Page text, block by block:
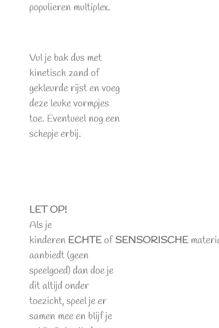
populieren multiplex.
Vul je bak dus met
kinetisch zand of
gekleurde rijst en voeg
deze leuke vormpjes
toe. Eventueel nog een
schepje erbij.
LET OP!
Als je
kinderen ECHTEofSENSORISCHE
aanbiedt (geen
speelgoed) dan doe je
dit altijd onder
toezicht, speel je er
samen mee en blijf je